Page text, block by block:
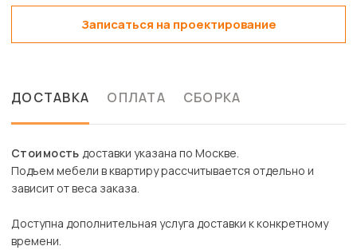
Записаться на проектирование
ДОСТАВКА ОПЛАТА СБОРКА
Стоимость доставки указана по Москве.
Подъем мебели в квартиру рассчитывается отдельно и
зависит от веса заказа.
Доступна дополнительная услуга доставки к конкретному
времени.